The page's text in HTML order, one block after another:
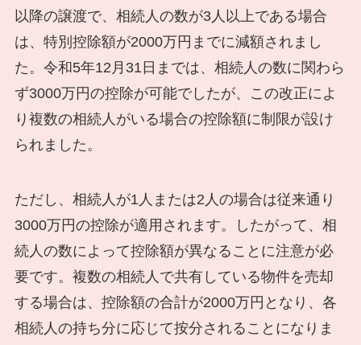
以降の譲渡で、相続人の数が3人以上である場合
は、特別控除額が2000万円までに減額されまし
た。令和5年12月31日までは、相続人の数に関わら
ず3000万円の控除が可能でしたが、この改正によ
り複数の相続人がいる場合の控除額に制限が設け
られました。
ただし、相続人が1人または2人の場合は従来通り
3000万円の控除が適用されます。したがって、相
続人の数によって控除額が異なることに注意が必
要です。複数の相続人で共有している物件を売却
する場合は、控除額の合計が2000万円となり、各
相続人の持ち分に応じて按分されることになりま